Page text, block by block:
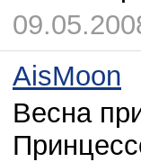
AisMoon
Весна